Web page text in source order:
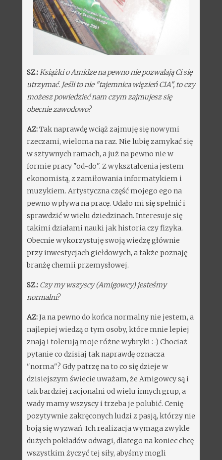
SZ.:Książki o Amidze na pewno nie pozwalają Ci się
utrzymać. Jeśli to nie "tajemnica więzień CIA", to czy
możesz powiedzieć nam czym zajmujesz się
obecnie zawodowo?
AZ:Tak naprawdę wciąż zajmuję się nowymi
rzeczami, wieloma na raz. Nie lubię zamykać się
w sztywnych ramach, a już na pewno nie w
formie pracy "od-do". Z wykształcenia jestem
ekonomistą, z zamiłowania informatykiem i
muzykiem. Artystyczna część mojego ego na
pewno wpływa na pracę. Udało mi się spełnić i
sprawdzić w wielu dziedzinach. Interesuje się
takimi działami nauki jak historia czy fizyka.
Obecnie wykorzystuję swoją wiedzę głównie
przy inwestycjach giełdowych, a także poznaję
branżę chemii przemysłowej.
SZ.: Czy my wszyscy (Amigowcy) jesteśmy
normalni?
AZ:Ja na pewno do końca normalny nie jestem, a
najlepiej wiedzą o tym osoby, które mnie lepiej
znają i tolerują moje różne wybryki :-) Chociaż
pytanie co dzisiaj tak naprawdę oznacza
"norma"? Gdy patrzę na to co się dzieje w
dzisiejszym świecie uważam, że Amigowcy są i
tak bardziej racjonalni od wielu innych grup, a
wady mamy wszyscy i trzeba je polubić. Cenię
pozytywnie zakręconych ludzi z pasją, którzy nie
boją się wyzwań. Ich realizacja wymaga zwykle
dużych pokładów odwagi, dlatego na koniec chcę
wszystkim życzyć tej siły, abyśmy mogli